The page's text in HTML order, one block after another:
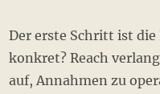
Der erste Schritt ist
konkret? Reach
auf, Annahmen zu